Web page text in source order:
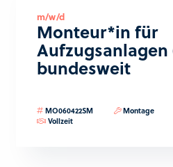
m/w/d
Monteur*in für
bundesweit
MO060422SM Montage
Vollzeit